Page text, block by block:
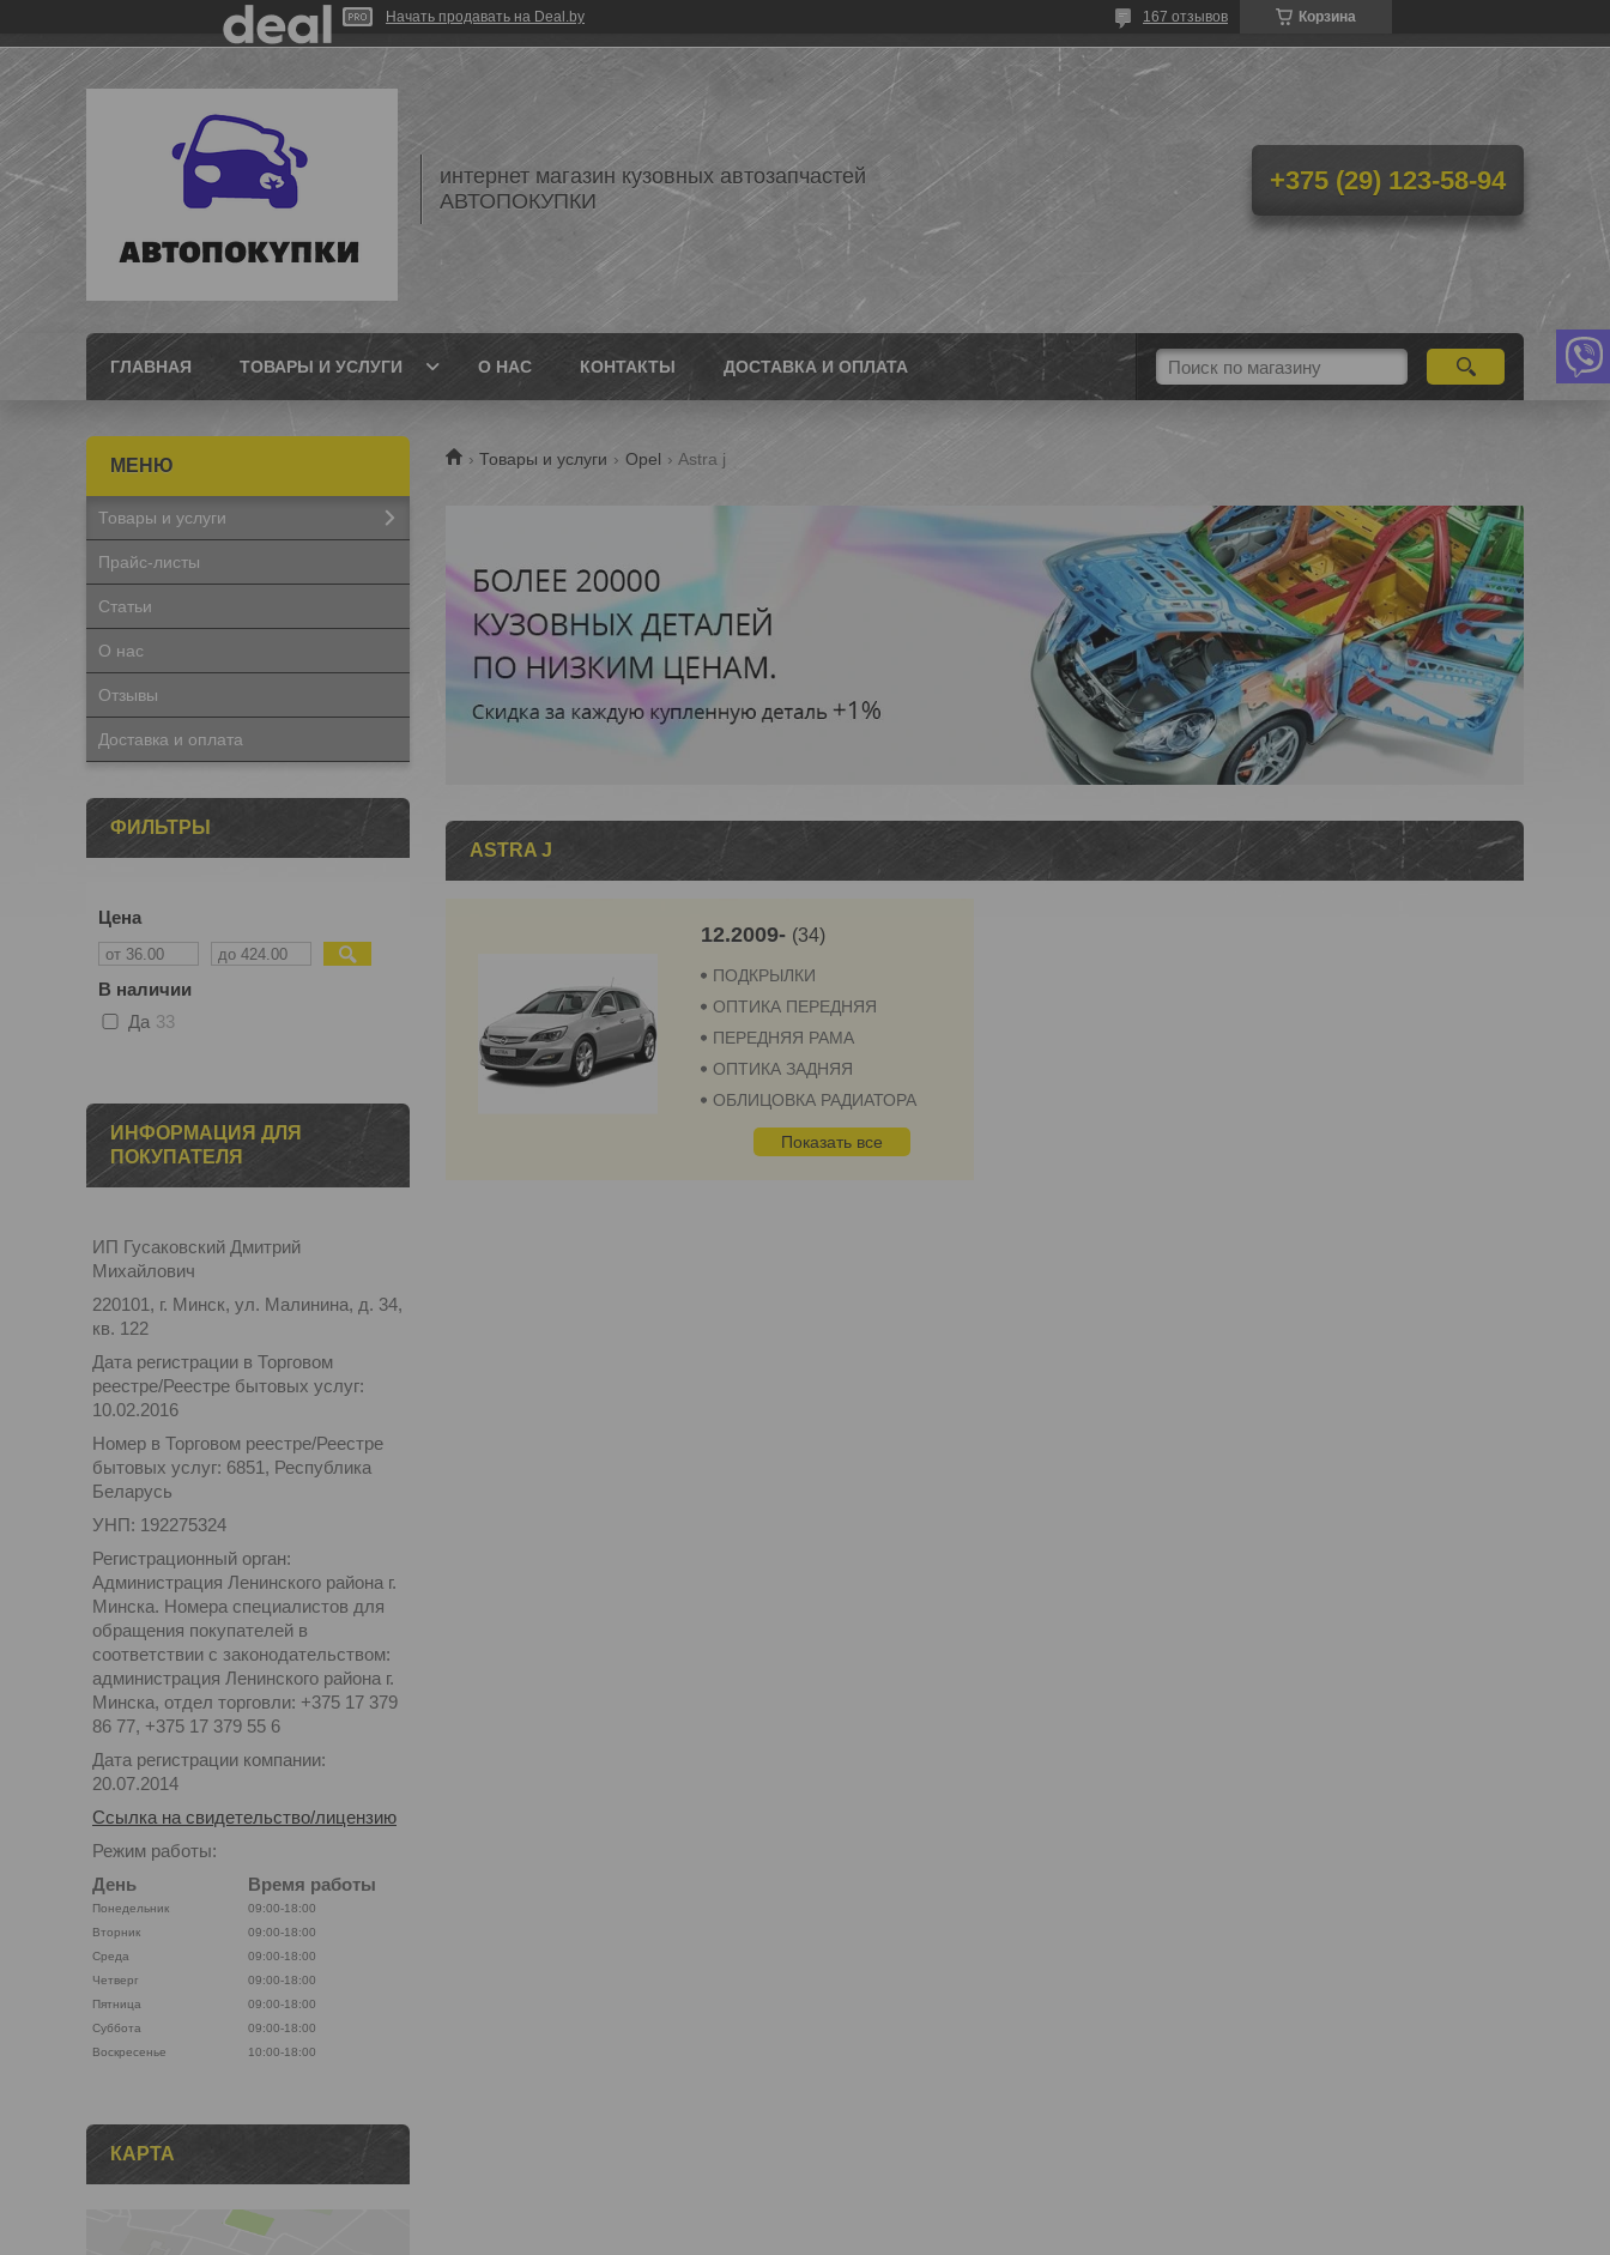
Начать продавать на Deal.by Корзина
167 отзывов
интернет магазин кузовных автозапчастей
АВТОПОКУПКИ
+375 (29) 123-58-94
ГЛАВНАЯ ТОВАРЫ И УСЛУГИ О НАС КОНТАКТЫ ДОСТАВКА И ОПЛАТА
Товары и услуги Opel Astra j
ASTRA J
12.2009- 34
ПОДКРЫЛКИ
ОПТИКА ПЕРЕДНЯЯ
ПЕРЕДНЯЯ РАМА
ОПТИКА ЗАДНЯЯ
ОБЛИЦОВКА РАДИАТОРА
Показать все
Товары и услуги
Прайс-листы
Статьи
О нас
Отзывы
Доставка и оплата
ФИЛЬТРЫ
Цена
В наличии
Да 33
ИНФОРМАЦИЯ ДЛЯ
ПОКУПАТЕЛЯ
ИП Гусаковский Дмитрий
Михайлович
220101, г. Минск, ул. Малинина, д. 34,
кв. 122
Дата регистрации в Торговом
реестре/Реестре бытовых услуг:
10.02.2016
Номер в Торговом реестре/Реестре
бытовых услуг: 6851, Республика
Беларусь
УНП: 192275324
Регистрационный орган:
Администрация Ленинского района г.
Минска. Номера специалистов для
обращения покупателей в
соответствии с законодательством:
администрация Ленинского района г.
Минска, отдел торговли: +375 17 379
86 77, +375 17 379 55 6
Дата регистрации компании:
20.07.2014
Ссылка на свидетельство/лицензию
Режим работы:
День
Время работы
Понедельник
09:00-18:00
Вторник
09:00-18:00
Среда
09:00-18:00
Четверг
09:00-18:00
Пятница
09:00-18:00
Суббота
09:00-18:00
Воскресенье
10:00-18:00
КАРТА